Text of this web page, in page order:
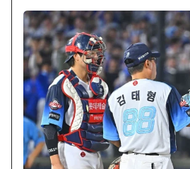
食。” 报道称，金玟哉在4日与济州
下榻的酒店订购了炸鸡。 媒体对未选
名特产而选择了炸鸡表示有些遗憾。
球队返回酒店的时间已超过晚上10点
(CEO)的夜宵文化——炸鸡是合理的选
拜仁慕尼黑队在济州停留的四天里也
食。” 拜仁慕尼黑在4日于济州世界杯
“奥迪足球峰会2026”友谊赛中以2-1
队长袖标首发出场，稳定地带领防线
掌中提前被换下。 拜仁慕尼黑主帅文
发布会上明确表示，金玟哉的早早换
虑”。他表示：“金玟哉对球队非常重